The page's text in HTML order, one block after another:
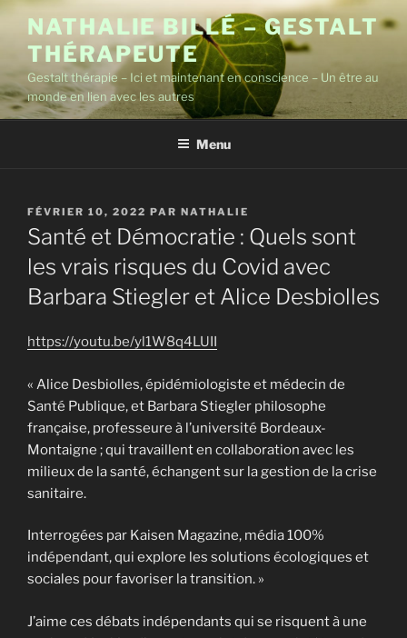
Aller
contenu
principal
NATHALIE BILLÉ – GESTALT
THÉRAPEUTE
Gestalt thérapie – Ici et maintenant en conscience – Un être au
monde en lien avec les autres
Menu
PUBLIÉ
LE
FÉVRIER 10, 2022 PAR NATHALIE
Santé et Démocratie : Quels sont
les vrais risques du Covid avec
Barbara Stiegler et Alice Desbiolles
https://youtu.be/yl1W8q4LUII
« Alice Desbiolles, épidémiologiste et médecin de
Santé Publique, et Barbara Stiegler philosophe
française, professeure à l’université Bordeaux-
Montaigne ; qui travaillent en collaboration avec les
milieux de la santé, échangent sur la gestion de la crise
sanitaire.
Interrogées par Kaisen Magazine, média 100%
indépendant, qui explore les solutions écologiques et
sociales pour favoriser la transition. »
J’aime ces débats indépendants qui se risquent à une